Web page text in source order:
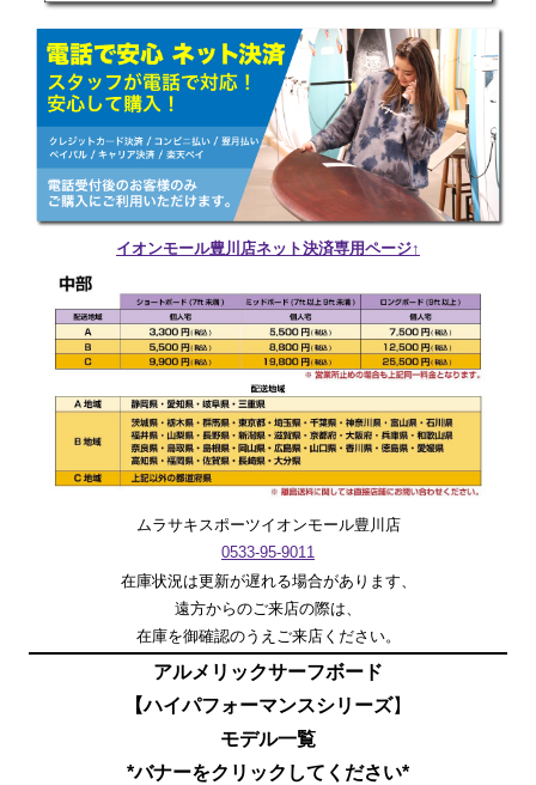
イオンモール豊川店ネット決済専用ページ↑
ムラサキスポーツイオンモール豊川店
0533-95-9011
在庫状況は更新が遅れる場合があります、
遠方からのご来店の際は、
在庫を御確認のうえご来店ください。
アルメリックサーフボード
【ハイパフォーマンスシリーズ】
モデル一覧
*バナーをクリックしてください*